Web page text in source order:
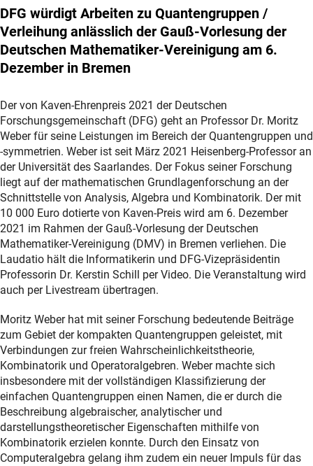
DFG würdigt Arbeiten zu Quantengruppen /
Verleihung anlässlich der Gauß-Vorlesung der
Deutschen Mathematiker-Vereinigung am 6.
Dezember in Bremen
Der von Kaven-Ehrenpreis 2021 der Deutschen
Forschungsgemeinschaft (DFG) geht an Professor Dr. Moritz
Weber für seine Leistungen im Bereich der Quantengruppen und
-symmetrien. Weber ist seit März 2021 Heisenberg-Professor an
der Universität des Saarlandes. Der Fokus seiner Forschung
liegt auf der mathematischen Grundlagenforschung an der
Schnittstelle von Analysis, Algebra und Kombinatorik. Der mit
10 000 Euro dotierte von Kaven-Preis wird am 6. Dezember
2021 im Rahmen der Gauß-Vorlesung der Deutschen
Mathematiker-Vereinigung (DMV) in Bremen verliehen. Die
Laudatio hält die Informatikerin und DFG-Vizepräsidentin
Professorin Dr. Kerstin Schill per Video. Die Veranstaltung wird
auch per Livestream übertragen.
Moritz Weber hat mit seiner Forschung bedeutende Beiträge
zum Gebiet der kompakten Quantengruppen geleistet, mit
Verbindungen zur freien Wahrscheinlichkeitstheorie,
Kombinatorik und Operatoralgebren. Weber machte sich
insbesondere mit der vollständigen Klassifizierung der
einfachen Quantengruppen einen Namen, die er durch die
Beschreibung algebraischer, analytischer und
darstellungstheoretischer Eigenschaften mithilfe von
Kombinatorik erzielen konnte. Durch den Einsatz von
Computeralgebra gelang ihm zudem ein neuer Impuls für das